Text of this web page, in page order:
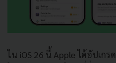
ใน iOS 26 นี้ Apple ได้อัปเกร